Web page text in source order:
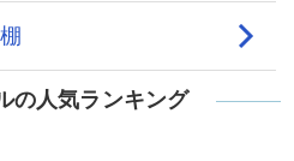
の人気ランキング